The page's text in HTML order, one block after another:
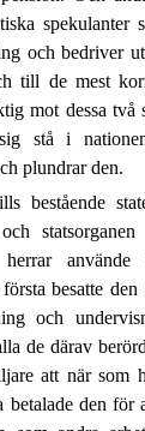
spekulanter
och bedriver
till de mest
mot dessa två
stå i
plundrar den.
bestående
statsorganen
använde
besatte
och
de därav
att när som
den för